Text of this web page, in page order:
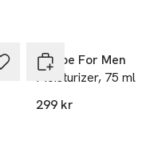
Recipe For Men
Moisturizer, 75 ml
299 kr